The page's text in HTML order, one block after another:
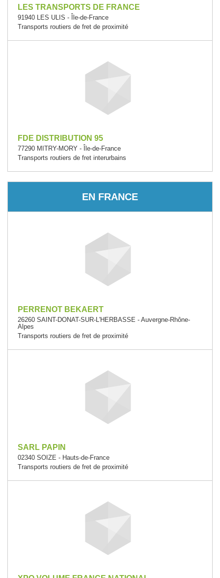
LES TRANSPORTS DE FRANCE
91940 LES ULIS - Île-de-France
Transports routiers de fret de proximité
FDE DISTRIBUTION 95
77290 MITRY-MORY - Île-de-France
Transports routiers de fret interurbains
EN FRANCE
PERRENOT BEKAERT
26260 SAINT-DONAT-SUR-L'HERBASSE - Auvergne-Rhône-
Alpes
Transports routiers de fret de proximité
SARL PAPIN
02340 SOIZE - Hauts-de-France
Transports routiers de fret de proximité